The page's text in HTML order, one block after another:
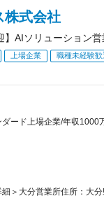
株式会社
】AIソリューション
上場企業 職種未経験歓
ード上場企業/年収1000
細＞大分営業所住所：大